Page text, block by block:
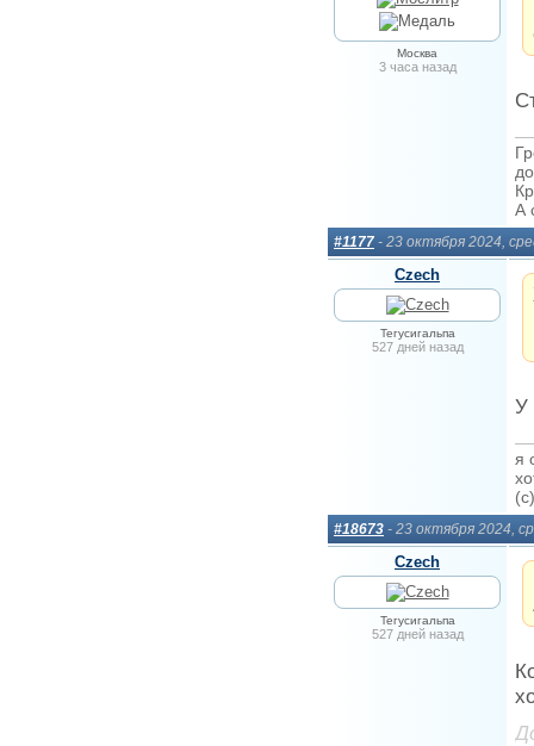
Москва
3 часа назад
А
#1177 - 23 октября 2024,
Сzech
Тегусигальпа
527 дней назад
У
я
(c)
#18673 - 23 октября 2024,
Сzech
Тегусигальпа
527 дней назад